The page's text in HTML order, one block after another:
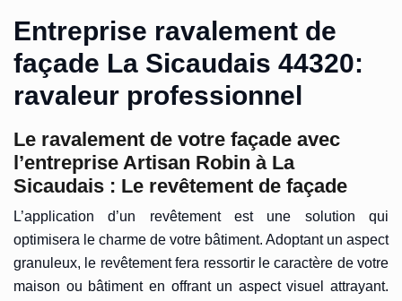
Entreprise ravalement de
façade La Sicaudais 44320:
ravaleur professionnel
Le ravalement de votre façade avec
l’entreprise Artisan Robin à La
Sicaudais : Le revêtement de façade
L’application d’un revêtement est une solution qui
optimisera le charme de votre bâtiment. Adoptant un aspect
granuleux, le revêtement fera ressortir le caractère de votre
maison ou bâtiment en offrant un aspect visuel attrayant.